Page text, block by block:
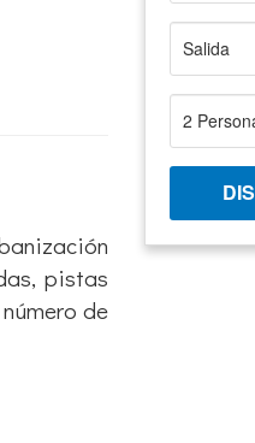
pistas
de